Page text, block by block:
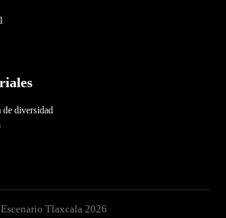
de diversidad
Tlaxcala 2026